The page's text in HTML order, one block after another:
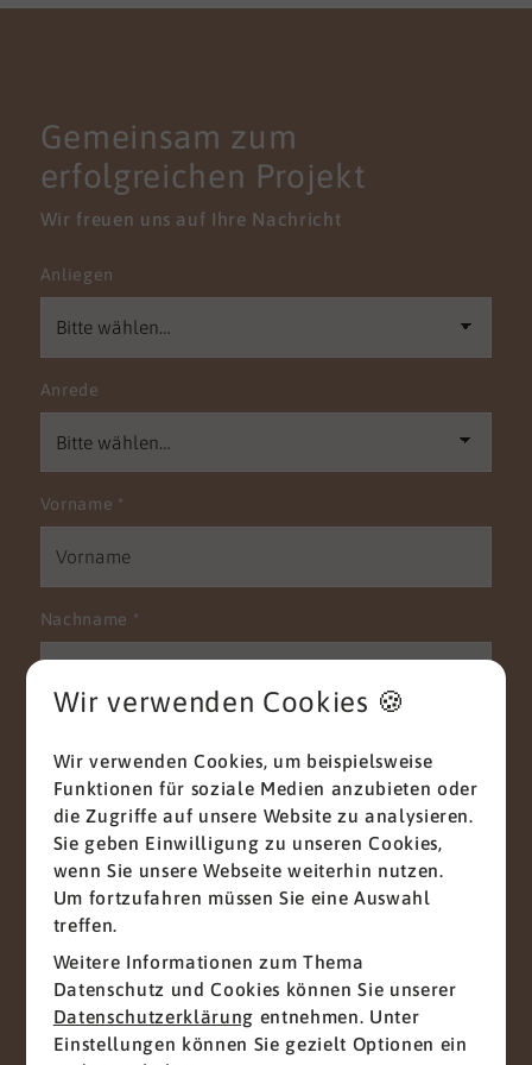
Gemeinsam zum
erfolgreichen Projekt
Wir freuen uns auf Ihre Nachricht
Anliegen
Anrede
Vorname *
Nachname *
Telefon
Nachricht
Wir verwenden Cookies 🍪
Wir verwenden Cookies, um beispielsweise
Funktionen für soziale Medien anzubieten oder
die Zugriffe auf unsere Website zu analysieren.
Sie geben Einwilligung zu unseren Cookies,
wenn Sie unsere Webseite weiterhin nutzen.
Um fortzufahren müssen Sie eine Auswahl
treffen.
Weitere Informationen zum Thema
Datenschutz und Cookies können Sie unserer
Datenschutzerklärung entnehmen. Unter
Einstellungen können Sie gezielt Optionen ein